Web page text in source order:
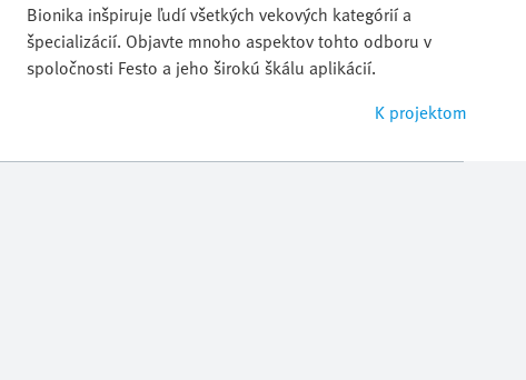
Bionika inšpiruje ľudí všetkých vekových kategórií a
špecializácií. Objavte mnoho aspektov tohto odboru v
spoločnosti Festo a jeho širokú škálu aplikácií.
K projektom